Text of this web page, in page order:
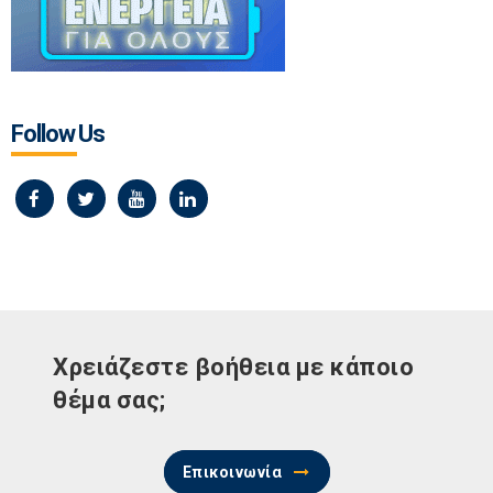
Follow Us
Χρειάζεστε βοήθεια με κάποιο
θέμα σας;
Επικοινωνία